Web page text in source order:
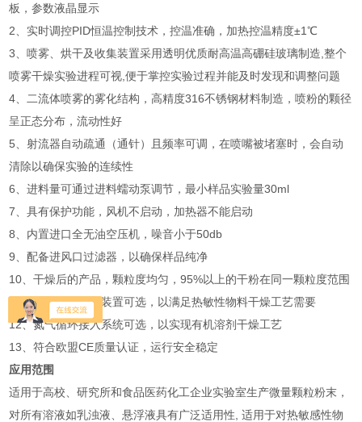
板，参数液晶显示
2、实时调控PID恒温控制技术，控温准确，加热控温精度±1℃
3、喷雾、烘干及收集装置采用透明优质耐高温高硼硅玻璃制造,整个
喷雾干燥实验进程可视,便于掌控实验过程并能及时发现和调整问题
4、二流体喷雾的雾化结构，高精度316不锈钢材料制造，喷粉的颗径
呈正态分布，流动性好
5、射流器自动疏通（通针）且频率可调，在喷嘴被堵塞时，会自动
清除以确保实验的连续性
6、进料量可通过进料蠕动泵调节，最小样品实验量30ml
7、具有保护功能，风机不启动，加热器不能启动
8、内置进口全无油空压机，噪音小于50db
9、配备进风口过滤器，以确保样品纯净
10、干燥后的产品，颗粒度均匀，95%以上的干粉在同一颗粒度范围
11、喷雾头水冷却装置可选，以满足热敏性物料干燥工艺需要
12、氮气循环接入系统可选，以实现有机溶剂干燥工艺
13、符合欧盟CE质量认证，运行安全稳定
应用范围
适用于高校、研究所和食品医药化工企业实验室生产微量颗粒粉末，
对所有溶液如乳浊液、悬浮液具有广泛适用性, 适用于对热敏感性物